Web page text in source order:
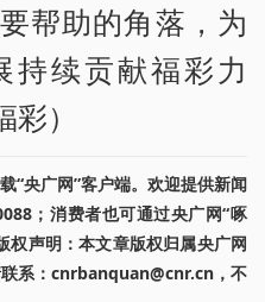
帮助的角落，为
持续贡献福彩力
）
“央广网”客户端。欢迎提供新闻
；消费者也可通过央广网“啄
权声明：本文章版权归属央广网
系：cnrbanquan@cnr.cn，不